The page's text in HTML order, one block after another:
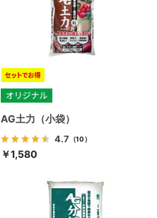
AG土力（小袋）
4.7 （10）
￥1,580